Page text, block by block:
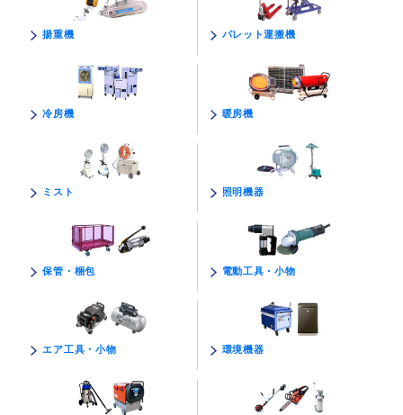
揚重機 パレット運搬機
冷房機 暖房機
ミスト 照明機器
保管・梱包 電動工具・小物
エア工具・小物 環境機器